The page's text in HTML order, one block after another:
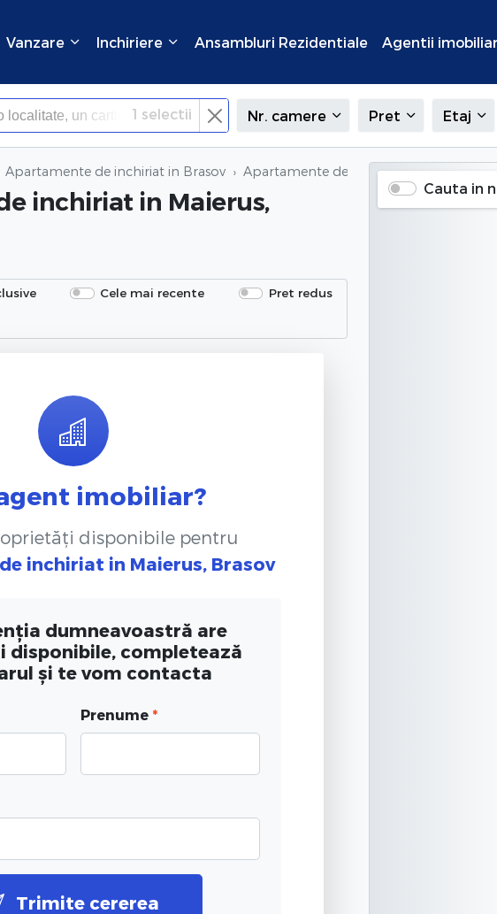
Vanzare Inchiriere Ansambluri Rezidentiale Agentii
1 selectii Nr. camere Pret Etaj
Apartamente de inchiriat in Brasov Apartamente de inchiriat in Maierus,
inchiriat in Maierus,
Cele mai recente
Pret redus
imobiliar?
disponibile pentru
inchiriat in Maierus, Brasov
dumneavoastră are
disponibile, completează
și te vom contacta
Prenume *
Trimite cererea
Cauta in